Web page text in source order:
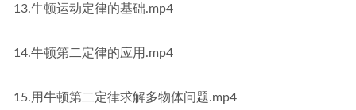
13.牛顿运动定律的基础.mp4
14.牛顿第二定律的应用.mp4
15.用牛顿第二定律求解多物体问题.mp4